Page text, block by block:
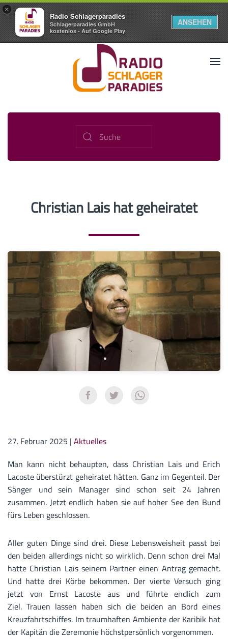
×
Radio Schlagerparadies
Schlagerparadies GmbH
kostenlos - Auf Google Play
ANSEHEN
Christian Lais hat geheiratet
27. Februar 2025 | Aktuelles
Man kann nicht behaupten, dass Christian Lais und Erich
Lacoste überstürzt geheiratet hätten. Ganz im Gegenteil. Der
Sänger und sein Manager sind schon seit 24 Jahren
zusammen. Jetzt endlich haben sie auf hoher See den Bund
fürs Leben geschlossen.
Aller guten Dinge sind drei. Diese Lebensweisheit passt bei
den beiden allerdings nicht so wirklich. Denn schon drei Mal
hatte Christian Lais seinem Partner einen Antrag gemacht.
Und hatte drei Körbe bekommen. Der vierte Versuch ging
jetzt von Ernst Lacoste aus und führte endlich zum
Ziel. Trauen lassen haben sich die beiden an Bord eines
Kreuzfahrtschiffes. Im traumhaften Ambiente der Karibik hat
der Kapitän die Zeremonie höchstpersönlich vorgenommen.